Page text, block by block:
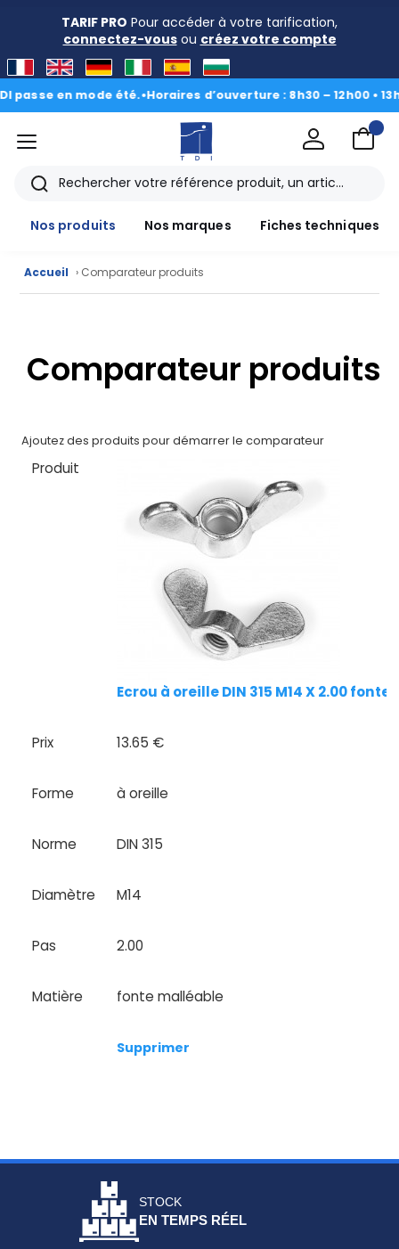
TARIF PRO Pour accéder à votre tarification,
connectez-vousou créez votre compte
en mode été.•Horaires d’ouverture : 8h30 – 12h00 • 13h00
produits
CAD/3D
Nos
marques
techniques
Documentations
menu
Rechercher
Nos produits
Nos marques Fiches techniques
Accueil › Comparateur produits
Comparateur produits
Ajoutez des produits pour démarrer le comparateur
Produit
Ecrou à oreille DIN 315 M14 X 2.00
Prix 13.65 €
Forme à oreille
Norme DIN 315
Diamètre M14
Pas 2.00
Matière fonte malléable
Supprimer
STOCK
EN TEMPS RÉEL